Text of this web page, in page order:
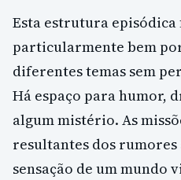
Esta estrutura
particularmente bem
diferentes temas sem
Há espaço para humor,
algum mistério. As
resultantes dos
sensação de um mundo